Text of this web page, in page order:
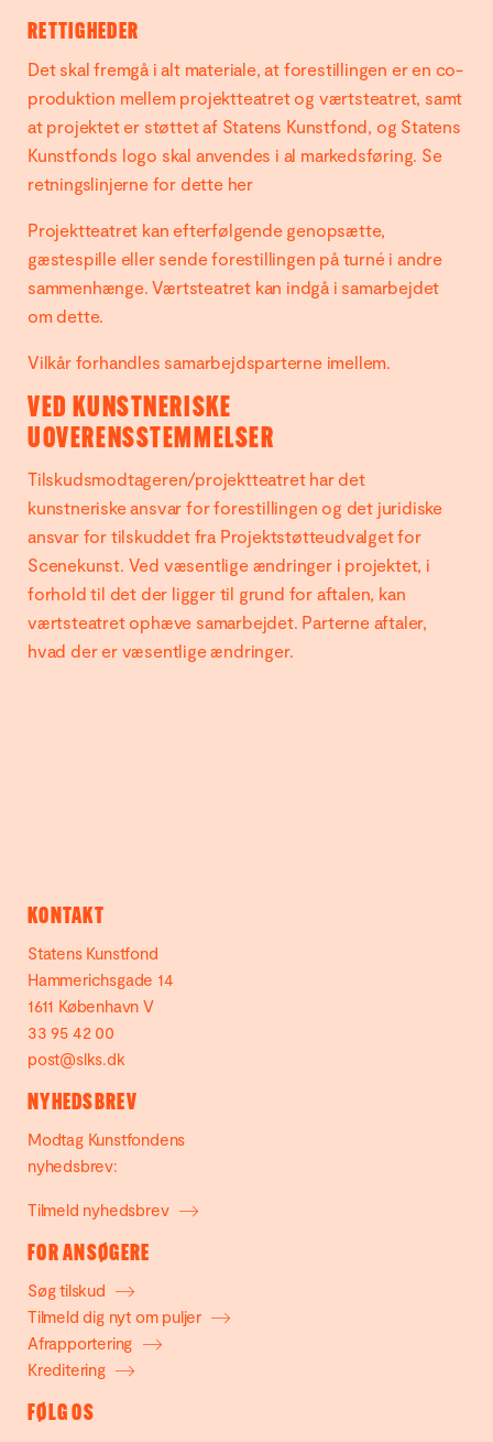
RETTIGHEDER
Det skal fremgå i alt materiale, at forestillingen er en co-
produktion mellem projektteatret og værtsteatret, samt
at projektet er støttet af Statens Kunstfond, og Statens
Kunstfonds logo skal anvendes i al markedsføring. Se
retningslinjerne for dette her
Projektteatret kan efterfølgende genopsætte,
gæstespille eller sende forestillingen på turné i andre
sammenhænge. Værtsteatret kan indgå i samarbejdet
om dette.
Vilkår forhandles samarbejdsparterne imellem.
VED KUNSTNERISKE
UOVERENSSTEMMELSER
Tilskudsmodtageren/projektteatret har det
kunstneriske ansvar for forestillingen og det juridiske
ansvar for tilskuddet fra Projektstøtteudvalget for
Scenekunst. Ved væsentlige ændringer i projektet, i
forhold til det der ligger til grund for aftalen, kan
værtsteatret ophæve samarbejdet. Parterne aftaler,
hvad der er væsentlige ændringer.
KONTAKT
Statens Kunstfond
Hammerichsgade 14
1611 København V
33 95 42 00
post@slks.dk
NYHEDSBREV
Modtag Kunstfondens
nyhedsbrev:
Tilmeld nyhedsbrev
FOR ANSØGERE
Søg tilskud
Tilmeld dig nyt om puljer
Afrapportering
Kreditering
FØLG OS